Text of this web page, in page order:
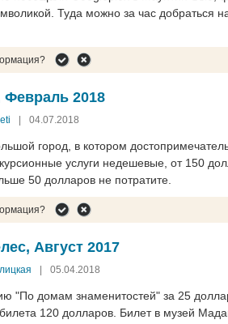
Туда можно за час добраться
Февраль 2018
04.07.2018
город, в котором
услуги недешевые, от 150
50 долларов не потратите.
Август 2017
05.04.2018
"По домам знаменитостей" за 25
120 долларов. Билет в музей